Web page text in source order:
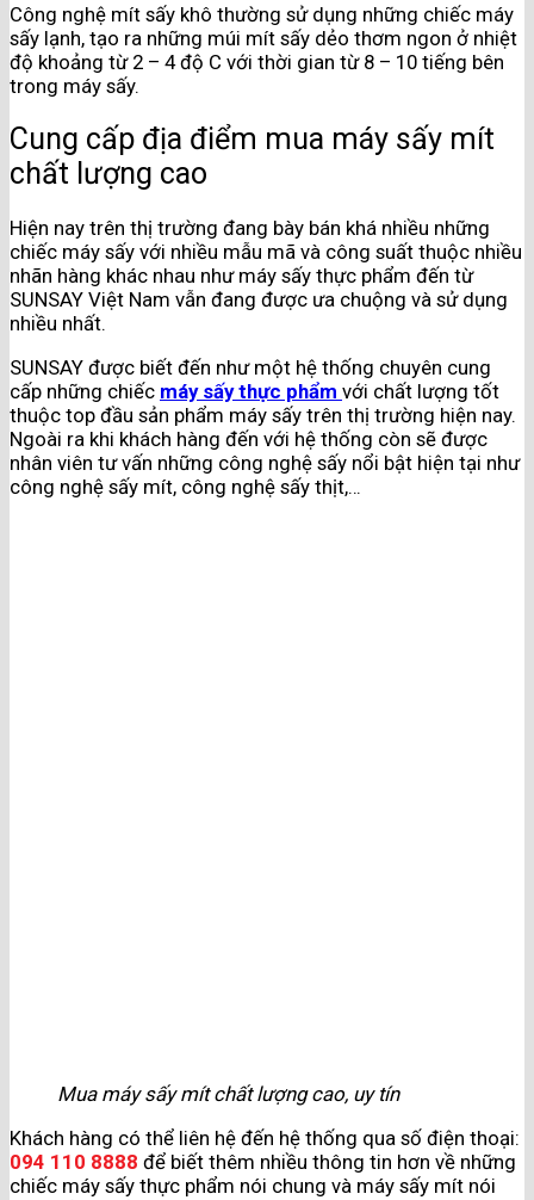
Công nghệ mít sấy khô thường sử dụng những chiếc máy
sấy lạnh, tạo ra những múi mít sấy dẻo thơm ngon ở nhiệt
độ khoảng từ 2 – 4 độ C với thời gian từ 8 – 10 tiếng bên
trong máy sấy.
Cung cấp địa điểm mua máy sấy mít
chất lượng cao
Hiện nay trên thị trường đang bày bán khá nhiều những
chiếc máy sấy với nhiều mẫu mã và công suất thuộc nhiều
nhãn hàng khác nhau như máy sấy thực phẩm đến từ
SUNSAY Việt Nam vẫn đang được ưa chuộng và sử dụng
nhiều nhất.
SUNSAY được biết đến như một hệ thống chuyên cung
cấp những chiếc máy sấy thực phẩm với chất lượng tốt
thuộc top đầu sản phẩm máy sấy trên thị trường hiện nay.
Ngoài ra khi khách hàng đến với hệ thống còn sẽ được
nhân viên tư vấn những công nghệ sấy nổi bật hiện tại như
công nghệ sấy mít, công nghệ sấy thịt,…
Mua máy sấy mít chất lượng cao, uy tín
Khách hàng có thể liên hệ đến hệ thống qua số điện thoại:
094 110 8888 để biết thêm nhiều thông tin hơn về những
chiếc máy sấy thực phẩm nói chung và máy sấy mít nói